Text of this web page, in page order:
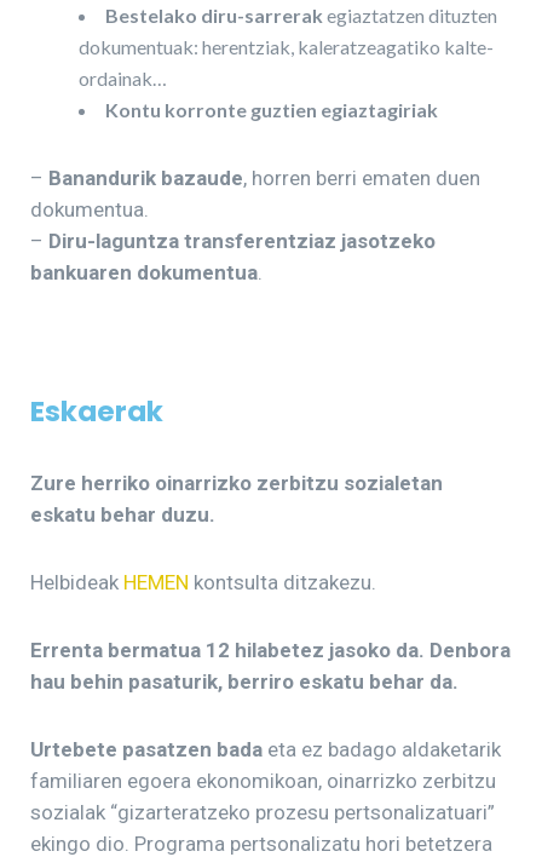
Bestelako diru-sarrerak egiaztatzen dituzten
dokumentuak: herentziak, kaleratzeagatiko kalte-
ordainak…
Kontu korronte guztien egiaztagiriak
– Banandurik bazaude, horren berri ematen duen
dokumentua.
– Diru-laguntza transferentziaz jasotzeko
bankuaren dokumentua
Eskaerak
Zure herriko oinarrizko zerbitzu sozialetan
eskatu behar duzu.
Helbideak HEMEN kontsulta ditzakezu.
Errenta bermatua 12 hilabetez jasoko da. Denbora
hau behin pasaturik, berriro eskatu behar da.
Urtebete pasatzen bada eta ez badago aldaketarik
familiaren egoera ekonomikoan, oinarrizko zerbitzu
sozialak “gizarteratzeko prozesu pertsonalizatuari”
ekingo dio. Programa pertsonalizatu hori betetzera